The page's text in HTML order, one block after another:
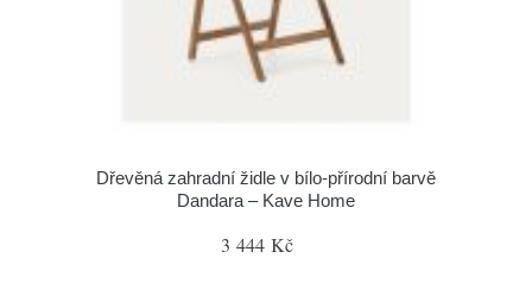
Dřevěná zahradní židle v bílo-přírodní barvě
Dandara – Kave Home
3 444 Kč